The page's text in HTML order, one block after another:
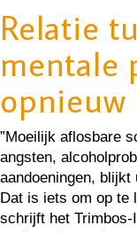
Relatie
mentale
opnieuw
”Moeilijk aflosbare
angsten,
aandoeningen,
Dat is iets om op te
schrijft het